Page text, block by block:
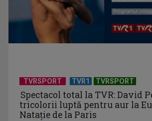
spitale și ...
TVRSPORT TVR1 TVRSPORT
Spectacol total la TVR: David
tricolorii luptă pentru aur la
Natație de la Paris